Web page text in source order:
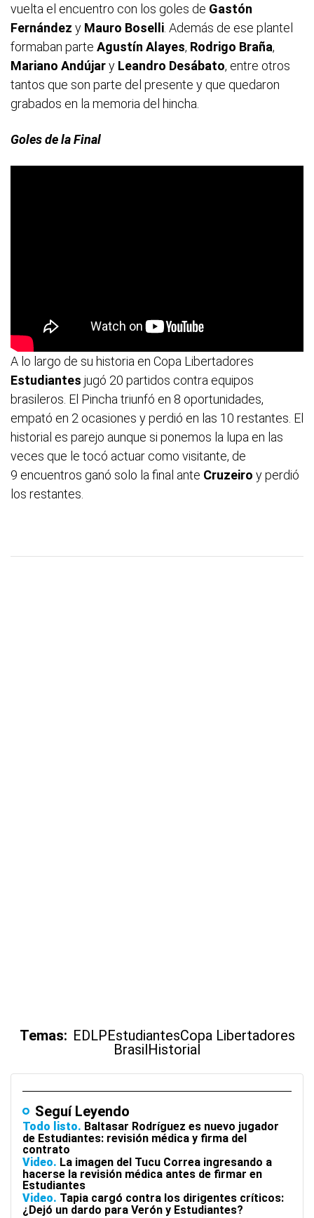
vuelta el encuentro con los goles de Gastón
Fernández y Mauro Boselli . Además de ese plantel
formaban parte Agustín Alayes, Rodrigo Braña,
Mariano Andújary Leandro Desábato, entre otros
tantos que son parte del presente y que quedaron
grabados en la memoria del hincha.
Goles de la Final
A lo largo de su historia en Copa Libertadores
Estudiantes jugó 20 partidos contra equipos
brasileros. El Pincha triunfó en 8 oportunidades,
empató en 2 ocasiones y perdió en las 10 restantes. El
historial es parejo aunque si ponemos la lupa en las
veces que le tocó actuar como visitante, de
9 encuentros ganó solo la final ante Cruzeiro y perdió
los restantes.
Temas: EDLPEstudiantesCopa Libertadores
BrasilHistorial
Seguí Leyendo
Todo listo
Baltasar Rodríguez es nuevo jugador
de Estudiantes: revisión médica y firma del
contrato
Video
La imagen del Tucu Correa ingresando a
hacerse la revisión médica antes de firmar en
Estudiantes
Video Tapia cargó contra los dirigentes críticos:
¿Dejó un dardo para Verón y Estudiantes?